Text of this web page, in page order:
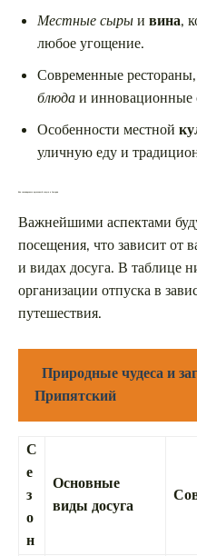
Местные сырыи вина,
любое угощение.
Современные
блюдаи инновационные
Особенности местной
уличную еду и
Как спланировать идеальный отпуск в Австрии
Важнейшими аспектами
посещения, что зависит от
и видах досуга. В таблице
организации отпуска в
путешествия.
Природные чудеса и
Припятский
С
е
з
о
н
Основные
виды досуга